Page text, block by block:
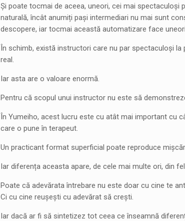
Și poate tocmai de aceea, uneori, cei mai spectaculoși
naturală, încât anumiți pași intermediari nu mai sunt
descopere, iar tocmai această automatizare face
În schimb, există instructori care nu par spectaculoși
real.
Iar asta are o valoare enormă.
Pentru că scopul unui instructor nu este să
În Yumeiho, acest lucru este cu atât mai important cu
care o pune în terapeut.
Un practicant format superficial poate reproduce
Iar diferența aceasta apare, de cele mai multe ori, din
Poate că adevărata întrebare nu este doar cu cine te
Ci cu cine reușești cu adevărat să crești.
Iar dacă ar fi să sintetizez tot ceea ce înseamnă